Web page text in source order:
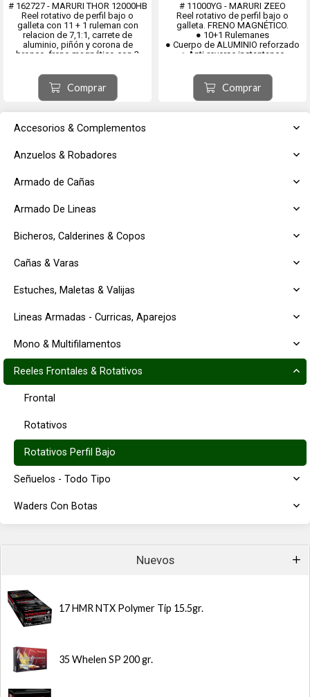
Accesorios & Complementos
Anzuelos & Robadores
Armado de Cañas
Armado De Lineas
Bicheros, Calderines & Copos
Cañas & Varas
Estuches, Maletas & Valijas
Lineas Armadas - Curricas, Aparejos
Mono & Multifilamentos
Reeles Frontales & Rotativos
Frontal
Rotativos
Rotativos Perfil Bajo
Señuelos - Todo Tipo
Waders Con Botas
Nuevos
17 HMR NTX Polymer Tip 15.5gr.
35 Whelen SP 200 gr.
# 162727 - MARURI THOR 12000HB
Reel rotativo de perfil bajo o
galleta con 11 + 1 ruleman con
relacion de 7,1:1, carrete de
aluminio, piñón y corona de
bronce, freno magnético con 3
anti reverse, devanador. Peso
300grs.
- 162727 I - IZQUIERDO
- 162727 D - DERECHO
Comprar
# 11000YG - MARURI ZEEO
Reel rotativo de perfil bajo o
galleta. FRENO MAGNÉTICO.
● 10+1 Rulemanes
● Cuerpo de ALUMINIO reforzado
● Anti-reverse instantaneo
acero inox. y carbono
● Freno MAGNETCO con chicharra
● Piñón y Corona R...
Comprar